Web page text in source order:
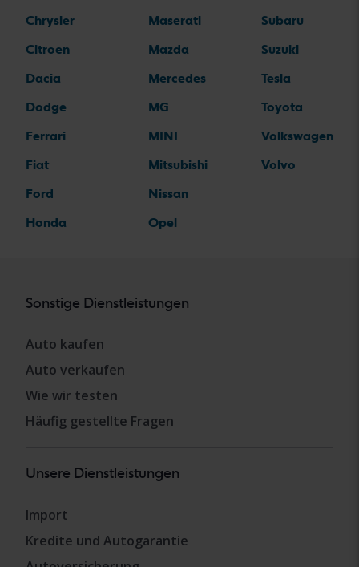
Chrysler
Citroen
Dacia
Dodge
Ferrari
Fiat
Ford
Honda
Maserati
Mazda
Mercedes
MG
MINI
Mitsubishi
Nissan
Opel
Subaru
Suzuki
Tesla
Toyota
Volkswagen
Volvo
Sonstige Dienstleistungen
Auto kaufen
Auto verkaufen
Wie wir testen
Häufig gestellte Fragen
Unsere Dienstleistungen
Import
Kredite und Autogarantie